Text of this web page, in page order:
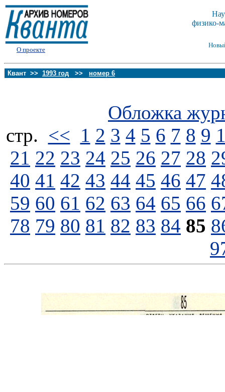
О проекте
физико-
Квант >> 1993 год >> номер 6
Обложка
стp. << 1 2 3 4 5 6 7 8 9
21 22 23 24 25 26 27 28
40 41 42 43 44 45 46 47
59 60 61 62 63 64 65 66
78 79 80 81 82 83 84 85